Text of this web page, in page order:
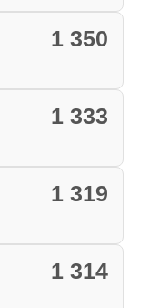
1 350
1 333
1 319
1 314